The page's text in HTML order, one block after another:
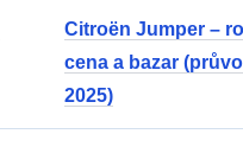
Citroën Jumper –
cena a bazar
2025)